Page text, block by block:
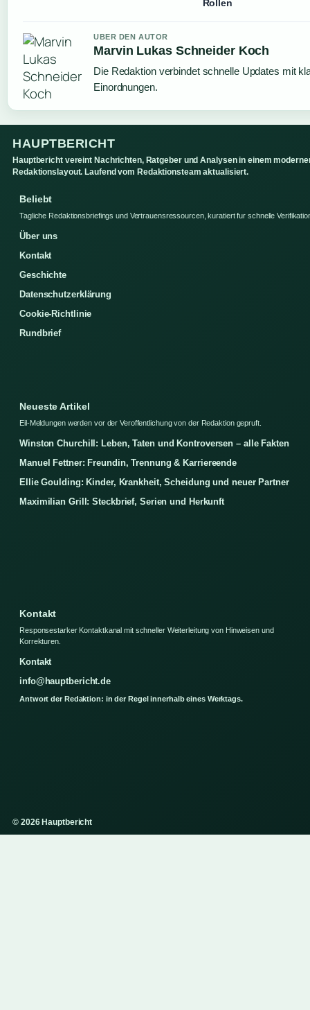
Rollen
UBER DEN AUTOR
Marvin Lukas Schneider Koch
Die Redaktion verbindet schnelle Updates mit
Einordnungen.
HAUPTBERICHT
Hauptbericht vereint Nachrichten, Ratgeber und Analysen in einem
Redaktionslayout. Laufend vom Redaktionsteam aktualisiert.
Beliebt
Tagliche Redaktionsbriefings und Vertrauensressourcen, kuratiert fur schnelle
Über uns
Kontakt
Geschichte
Datenschutzerklärung
Cookie-Richtlinie
Rundbrief
Neueste Artikel
Eil-Meldungen werden vor der Veroffentlichung von der Redaktion gepruft.
Winston Churchill: Leben, Taten und Kontroversen – alle Fakten
Manuel Fettner: Freundin, Trennung & Karriereende
Ellie Goulding: Kinder, Krankheit, Scheidung und neuer Partner
Maximilian Grill: Steckbrief, Serien und Herkunft
Kontakt
Responsestarker Kontaktkanal mit schneller Weiterleitung von Hinweisen und
Korrekturen.
Kontakt
info@hauptbericht.de
Antwort der Redaktion: in der Regel innerhalb eines Werktags.
© 2026 Hauptbericht